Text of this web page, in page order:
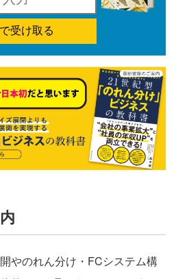
受け取る
やのれん分け・FCシステム構